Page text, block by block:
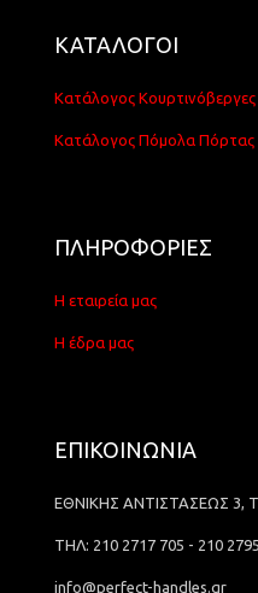
ΚΑΤΑΛΟΓΟΙ
Κατάλογος Κουρτινόβεργες
Κατάλογος Πόμολα Πόρτας
ΠΛΗΡΟΦΟΡΙΕΣ
Η εταιρεία μας
Η έδρα μας
ΕΠΙΚΟΙΝΩΝΙΑ
ΕΘΝΙΚΗΣ ΑΝΤΙΣΤΑΣΕΩΣ 3,
ΤΗΛ: 210 2717 705 - 210
info@perfect-handles.gr